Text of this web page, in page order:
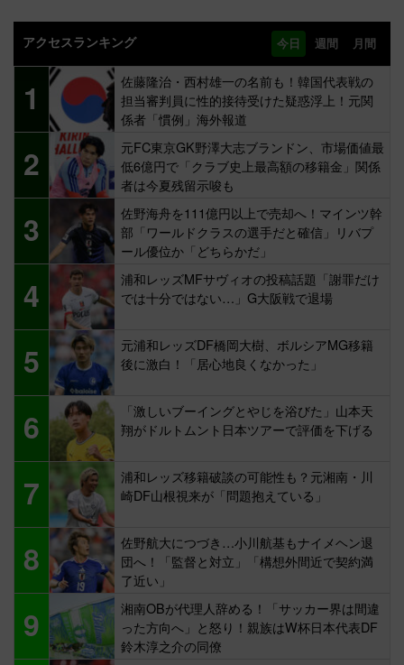
アクセスランキング 今日 週間 月間
1
佐藤隆治・西村雄一の名前も！韓国代表戦の
担当審判員に性的接待受けた疑惑浮上！元関
係者「慣例」海外報道
2
元FC東京GK野澤大志ブランドン、市場価値最
低6億円で「クラブ史上最高額の移籍金」関係
者は今夏残留示唆も
3
佐野海舟を111億円以上で売却へ！マインツ幹
部「ワールドクラスの選手だと確信」リバプ
ール優位か「どちらかだ」
4
浦和レッズMFサヴィオの投稿話題「謝罪だけ
では十分ではない…」G大阪戦で退場
5
元浦和レッズDF橋岡大樹、ボルシアMG移籍
後に激白！「居心地良くなかった」
6
「激しいブーイングとやじを浴びた」山本天
翔がドルトムント日本ツアーで評価を下げる
7
浦和レッズ移籍破談の可能性も？元湘南・川
崎DF山根視来が「問題抱えている」
8
佐野航大につづき…小川航基もナイメヘン退
団へ！「監督と対立」「構想外間近で契約満
了近い」
9
湘南OBが代理人辞める！「サッカー界は間違
った方向へ」と怒り！親族はW杯日本代表DF
鈴木淳之介の同僚